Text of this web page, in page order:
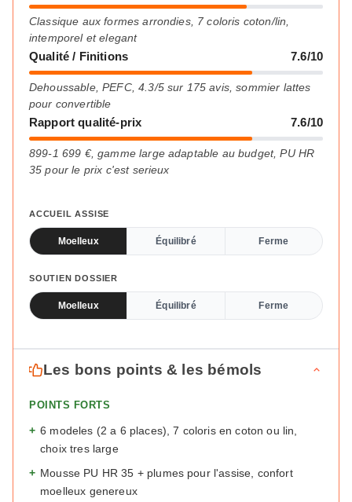
Classique aux formes arrondies, 7 coloris coton/lin,
intemporel et elegant
Qualité / Finitions 7.6/10
Dehoussable, PEFC, 4.3/5 sur 175 avis, sommier lattes
pour convertible
Rapport qualité-prix 7.6/10
899-1 699 €, gamme large adaptable au budget, PU HR
35 pour le prix c'est serieux
ACCUEIL ASSISE
Moelleux Équilibré Ferme
SOUTIEN DOSSIER
Moelleux Équilibré Ferme
Les bons points & les bémols
POINTS FORTS
+ 6 modeles (2 a 6 places), 7 coloris en coton ou lin,
choix tres large
+ Mousse PU HR 35 + plumes pour l'assise, confort
moelleux genereux